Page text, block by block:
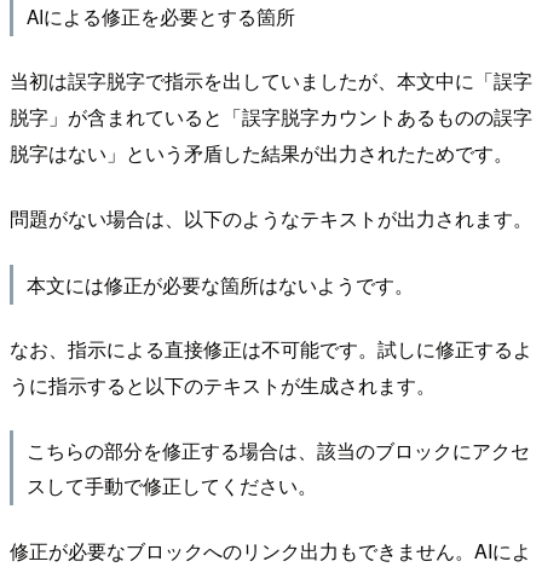
AIによる修正を必要とする箇所
当初は誤字脱字で指示を出していましたが、本文中に「誤字
脱字」が含まれていると「誤字脱字カウントあるものの誤字
脱字はない」という矛盾した結果が出力されたためです。
問題がない場合は、以下のようなテキストが出力されます。
本文には修正が必要な箇所はないようです。
なお、指示による直接修正は不可能です。試しに修正するよ
うに指示すると以下のテキストが生成されます。
こちらの部分を修正する場合は、該当のブロックにアクセ
スして手動で修正してください。
修正が必要なブロックへのリンク出力もできません。AIによ